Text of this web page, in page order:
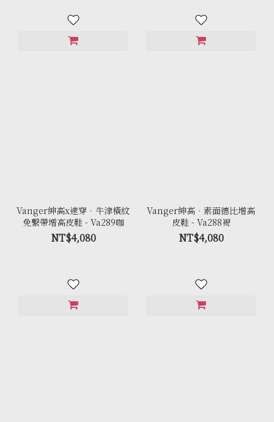
Vanger紳高x速穿．牛津橫紋
免繫帶增高皮鞋 - Va289咖
NT$4,080
Vanger紳高．素面德比增高
皮鞋 - Va288褐
NT$4,080